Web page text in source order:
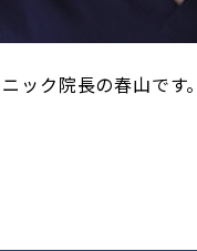
ック院長の春山です。